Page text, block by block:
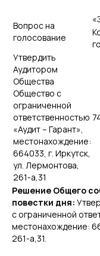
Вопрос на
голосование
Утвердить
Аудитором
Общества
Общество с
ограниченной
ответственностью
«Аудит – Гарант»,
местонахождение:
664033, г. Иркутск,
ул. Лермонтова,
261-а,31
Решение Общего
повестки дня:
с ограниченной
местонахождение:
261-а,31.